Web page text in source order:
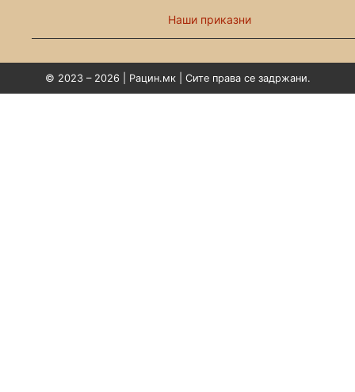
Наши приказни
© 2023 – 2026 | Рацин.мк | Сите права се задржани.